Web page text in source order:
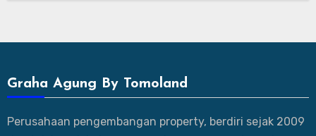
Graha Agung By Tomoland
Perusahaan pengembangan property, berdiri sejak 2009